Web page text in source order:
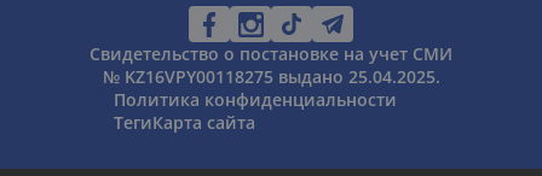
Свидетельство о постановке на учет СМИ
№ KZ16VPY00118275 выдано 25.04.2025.
Политика конфиденциальности
ТегиКарта сайта